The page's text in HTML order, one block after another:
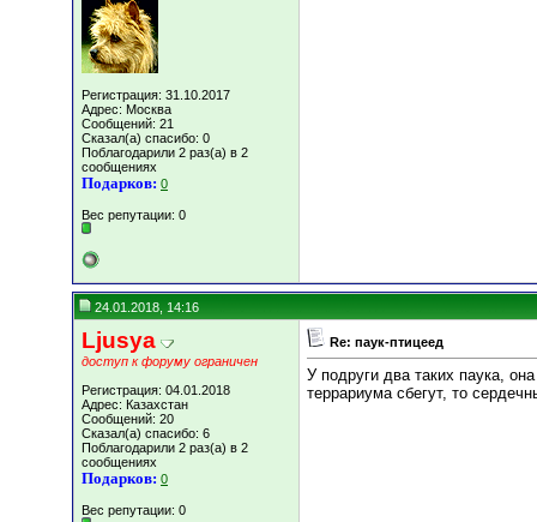
Регистрация: 31.10.2017
Адрес: Москва
Сообщений: 21
Сказал(а) спасибо: 0
Поблагодарили 2 раз(а) в 2
сообщениях
Подарков: 0
Вес репутации: 0
24.01.2018, 14:16
Ljusya
доступ к форуму ограничен
Регистрация: 04.01.2018
Адрес: Казахстан
Сообщений: 20
Сказал(а) спасибо: 6
Поблагодарили 2 раз(а) в 2
сообщениях
Подарков: 0
Вес репутации: 0
Re: паук-птицеед
У подруги два таких паука,
террариума сбегут, то